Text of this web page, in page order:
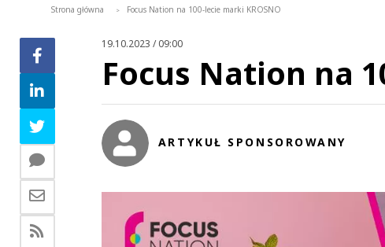
Strona główna > Focus Nation na 100-lecie marki KROSNO
19.10.2023 / 09:00
Focus Nation na
ARTYKUŁ SPONSOROWANY